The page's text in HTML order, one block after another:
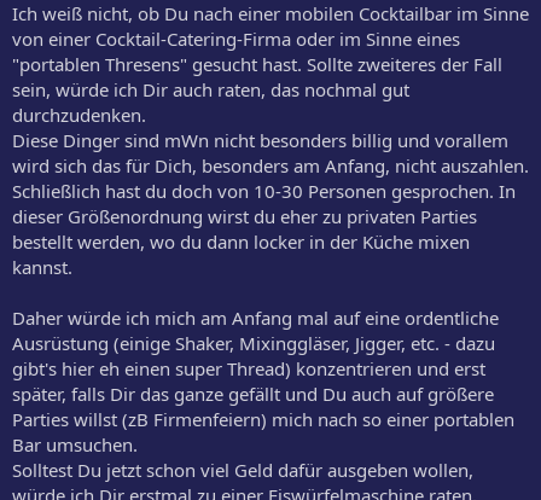
Ich weiß nicht, ob Du nach einer mobilen Cocktailbar im Sinne
von einer Cocktail-Catering-Firma oder im Sinne eines
"portablen Thresens" gesucht hast. Sollte zweiteres der Fall
sein, würde ich Dir auch raten, das nochmal gut
durchzudenken.
Diese Dinger sind mWn nicht besonders billig und vorallem
wird sich das für Dich, besonders am Anfang, nicht auszahlen.
Schließlich hast du doch von 10-30 Personen gesprochen. In
dieser Größenordnung wirst du eher zu privaten Parties
bestellt werden, wo du dann locker in der Küche mixen
kannst.
Daher würde ich mich am Anfang mal auf eine ordentliche
Ausrüstung (einige Shaker, Mixinggläser, Jigger, etc. - dazu
gibt's hier eh einen super Thread) konzentrieren und erst
später, falls Dir das ganze gefällt und Du auch auf größere
Parties willst (zB Firmenfeiern) mich nach so einer portablen
Bar umsuchen.
Solltest Du jetzt schon viel Geld dafür ausgeben wollen,
würde ich Dir erstmal zu einer Eiswürfelmaschine raten.